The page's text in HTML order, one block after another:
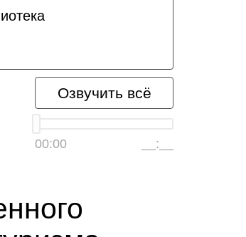
Озвучить всё
00:00 __:__